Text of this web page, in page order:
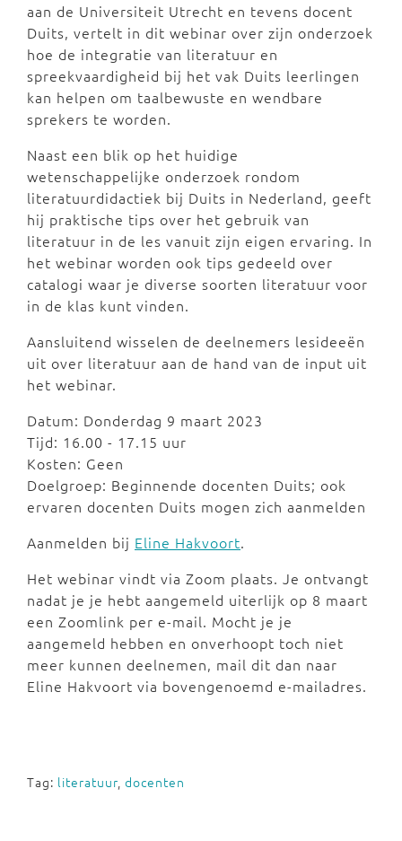
aan de Universiteit Utrecht en tevens docent
Duits, vertelt in dit webinar over zijn onderzoek
hoe de integratie van literatuur en
spreekvaardigheid bij het vak Duits leerlingen
kan helpen om taalbewuste en wendbare
sprekers te worden.
Naast een blik op het huidige
wetenschappelijke onderzoek rondom
literatuurdidactiek bij Duits in Nederland, geeft
hij praktische tips over het gebruik van
literatuur in de les vanuit zijn eigen ervaring. In
het webinar worden ook tips gedeeld over
catalogi waar je diverse soorten literatuur voor
in de klas kunt vinden.
Aansluitend wisselen de deelnemers lesideeën
uit over literatuur aan de hand van de input uit
het webinar.
Datum: Donderdag 9 maart 2023
Tijd: 16.00 - 17.15 uur
Kosten: Geen
Doelgroep: Beginnende docenten Duits; ook
ervaren docenten Duits mogen zich aanmelden
Aanmelden bij Eline Hakvoort.
Het webinar vindt via Zoom plaats. Je ontvangt
nadat je je hebt aangemeld uiterlijk op 8 maart
een Zoomlink per e-mail. Mocht je je
aangemeld hebben en onverhoopt toch niet
meer kunnen deelnemen, mail dit dan naar
Eline Hakvoort via bovengenoemd e-mailadres.
Tag: literatuur, docenten